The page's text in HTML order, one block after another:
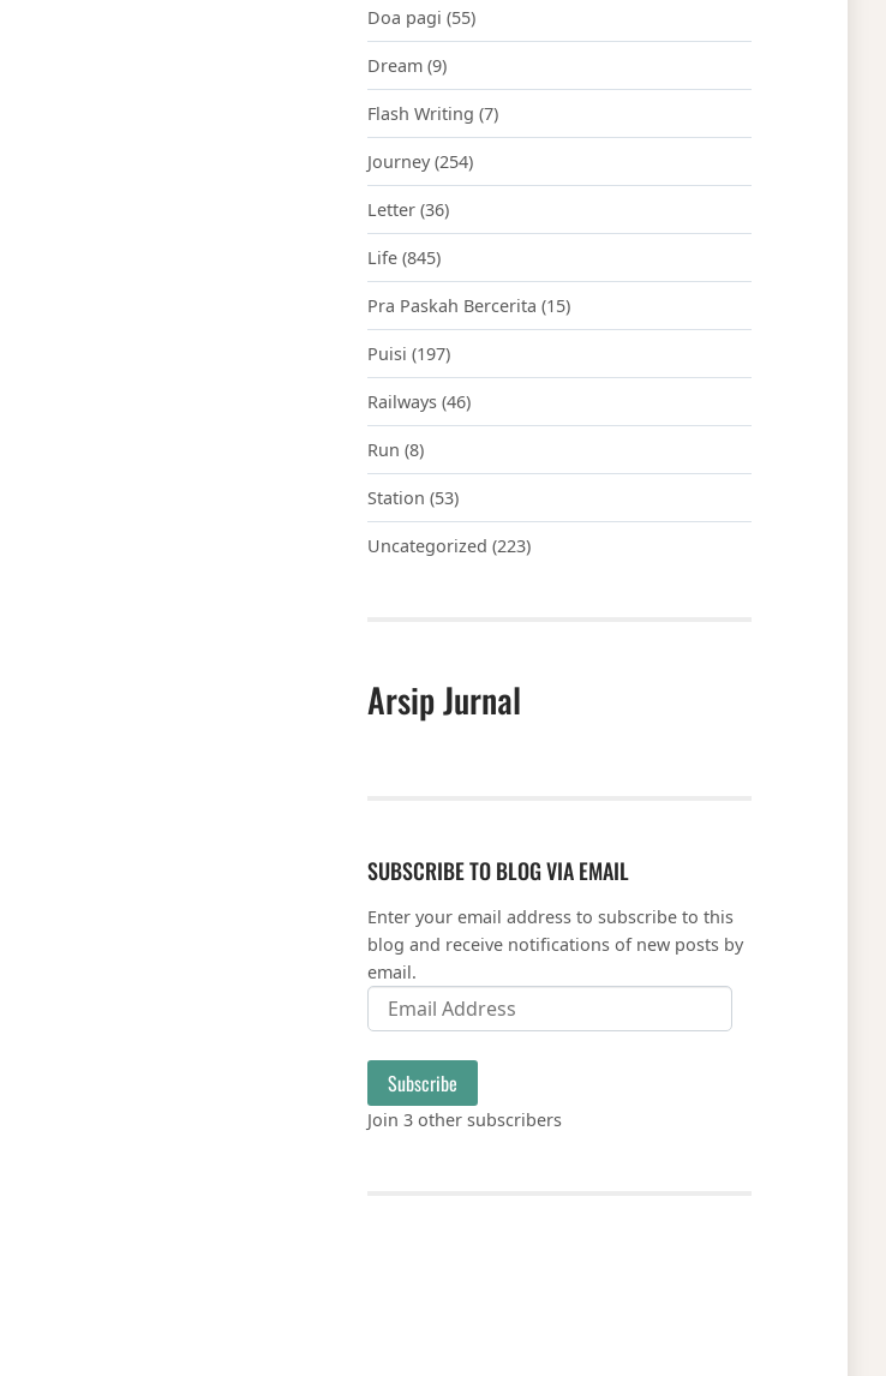
Doa pagi (55)
Dream (9)
Flash Writing (7)
Journey(254)
Letter (36)
Life (845)
Pra Paskah Bercerita (15)
Puisi (197)
Railways (46)
Run (8)
Station (53)
Uncategorized (223)
Arsip Jurnal
SUBSCRIBE TO BLOG VIA EMAIL
Enter your email address to subscribe to this
blog and receive notifications of new posts by
email.
Email Address
Subscribe
Join 3 other subscribers